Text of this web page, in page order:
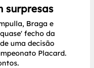
surpresas
Braga e
fecho da
uma decisão
Placard.